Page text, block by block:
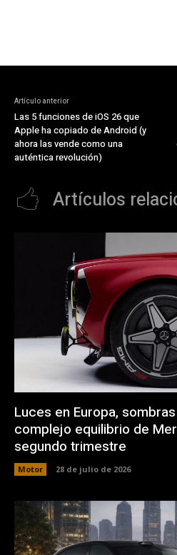
Artículo anterior
Las 5 funciones de iOS 26 que
Apple ha copiado de Android (y
ahora las vende como una
auténtica revolución)
Artículos
Luces en Europa, sombras
complejo equilibrio de
segundo trimestre
Motor 28 de julio de 2026